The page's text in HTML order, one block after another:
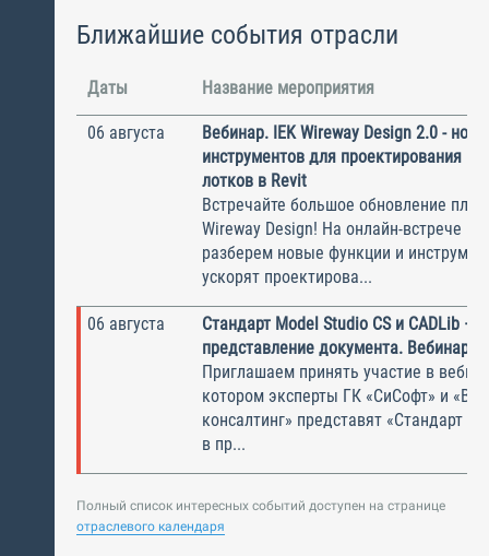
Ближайшие события отрасли
Даты Название мероприятия
06 августа
Вебинар. IEK Wireway Design 2.0 -
инструментов для проектирования
лотков в Revit
Встречайте большое обновление
Wireway Design! На онлайн-встрече
разберем новые функции и
ускорят проектирова...
06 августа
Стандарт Model Studio CS и CADLib —
представление документа. Вебинар
Приглашаем принять участие в
котором эксперты ГК «СиСофт» и
консалтинг» представят «Стандарт
в пр...
Полный список интересных событий доступен на странице
отраслевого календаря